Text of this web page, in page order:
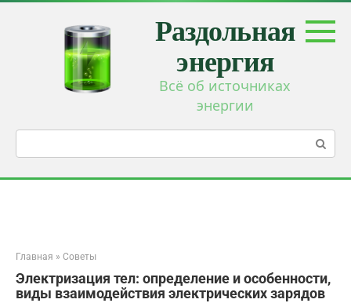
Перейти
Раздольная
энергия
Всё об источниках
энергии
Главная » Советы
Электризация тел: определение и особенности,
виды взаимодействия электрических зарядов